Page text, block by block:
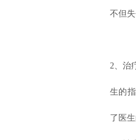
不但
2、治
生的
了医